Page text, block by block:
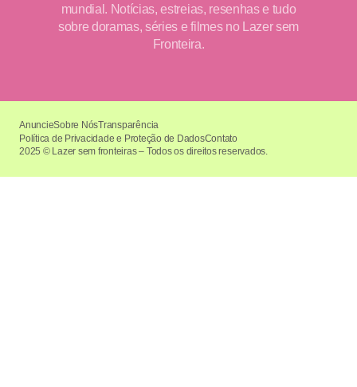
mundial. Notícias, estreias, resenhas e tudo
sobre doramas, séries e filmes no Lazer sem
Fronteira.
2025 © Lazer sem fronteiras – Todos os direitos reservados.
AnuncieSobre NósTransparência
Política de Privacidade e Proteção de DadosContato